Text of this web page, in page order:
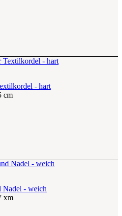
- hart
cm
Nadel - weich
xm